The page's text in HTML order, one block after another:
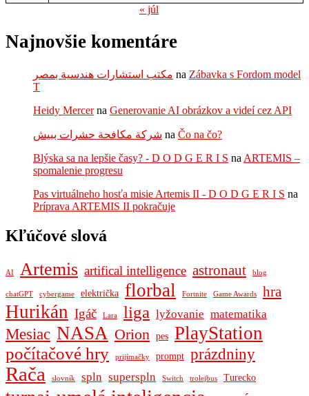
« júl
Najnovšie komentáre
مكتب استشارات هندسية بمصر na Zábavka s Fordom model
T
Heidy Mercerna Generovanie AI obrázkov a videí cez API
شركة مكافحة حشرات ببيش na Čo na čo?
Blýska sa na lepšie časy? - D O D G E R I S na ARTEMIS –
spomalenie progresu
Pas virtuálneho hosťa misie Artemis II - D O D G E R I S na
Príprava ARTEMIS II pokračuje
Kľúčové slová
AI Artemis artifical intelligence astronaut blog
chatGPT cybergame električka florbal Fortnite Game Awards hra
Hurikán Igáč Lara liga lyžovanie matematika
Mesiac NASA Orion pes PlayStation
počítačové hry prijímačky prompt prázdniny
Rača slovník spln superspln Switch trolejbus Turecko